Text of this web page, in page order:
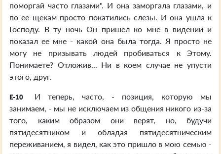
поморгай часто глазами". И она заморгала глазами, и
по ее щекам просто покатились слезы. И она ушла к
Господу. В ту ночь Он пришел ко мне в видении и
показал ее мне - какой она была тогда. Я просто не
могу не призывать людей пробиваться к Этому.
Понимаете? Отложив... Ни в коем случае не упусти
этого, друг.
E-10
И теперь, часто, - позиция, которую мы
занимаем, - мы не исключаем из общения никого из-за
того, каким образом они верят, но, будучи
пятидесятником и обладая пятидесятническим
переживанием, я видел, как это пришло в мою семью -